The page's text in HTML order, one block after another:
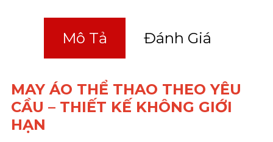
Mô Tả Đánh Giá
MAY ÁO THỂ THAO THEO YÊU
CẦU – THIẾT KẾ KHÔNG GIỚI
HẠN